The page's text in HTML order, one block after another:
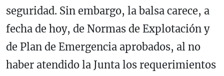
seguridad. Sin embargo, la balsa carece, a
fecha de hoy, de Normas de Explotación y
de Plan de Emergencia aprobados, al no
haber atendido la Junta los requerimientos